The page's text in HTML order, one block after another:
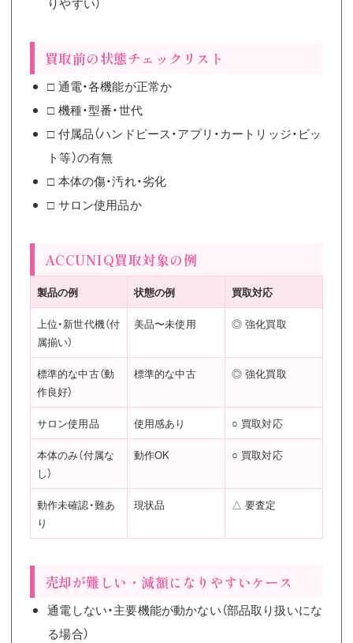
買取前の状態チェックリスト
□ 通電・各機能が正常か
□ 機種・型番・世代
□ 付属品（ハンドピース・アプリ・カートリッジ・ビッ
ト等）の有無
□ 本体の傷・汚れ・劣化
□ サロン使用品か
ACCUNIQ買取対象の例
製品の例 状態の例 買取対応
上位・新世代機（付
属揃い）
美品〜未使用 ◎ 強化買取
標準的な中古（動
作良好）
標準的な中古 ◎ 強化買取
サロン使用品 使用感あり ○ 買取対応
本体のみ（付属な
し）
動作OK ○ 買取対応
動作未確認・難あ
り
現状品 △ 要査定
売却が難しい・減額になりやすいケース
通電しない・主要機能が動かない（部品取り扱いにな
る場合）